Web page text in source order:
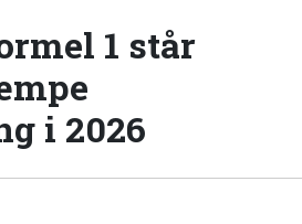
1 står
i 2026